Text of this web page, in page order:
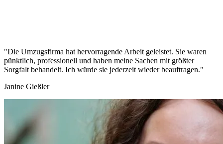
"Die Umzugsfirma hat hervorragende Arbeit geleistet. Sie waren
pünktlich, professionell und haben meine Sachen mit größter
Sorgfalt behandelt. Ich würde sie jederzeit wieder beauftragen."
Janine Gießler